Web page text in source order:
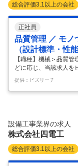
総合評価3.1 以上の会社
正社員
品質管理 ／ モノ
（設計標準・性
【職種】機械＞品質
どに応じ、当該求人を
があります 【ミッシ
底的に究明し、設計標
改善をリードします。
する標準推進グルー
多岐にわたる水まわ
質評…
提供：ビズリーチ
設備工事業界の求人
株式会社四電工
総合評価3.1 以上の会社